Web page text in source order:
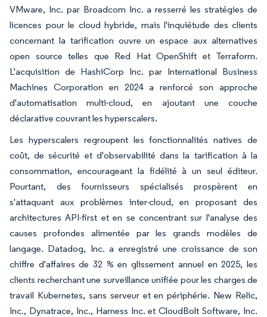
VMware, Inc. par Broadcom Inc. a resserré les stratégies de
licences pour le cloud hybride, mais l'inquiétude des clients
concernant la tarification ouvre un espace aux alternatives
open source telles que Red Hat OpenShift et Terraform.
L'acquisition de HashiCorp Inc. par International Business
Machines Corporation en 2024 a renforcé son approche
d'automatisation multi-cloud, en ajoutant une couche
déclarative couvrant les hyperscalers.
Les hyperscalers regroupent les fonctionnalités natives de
coût, de sécurité et d'observabilité dans la tarification à la
consommation, encourageant la fidélité à un seul éditeur.
Pourtant, des fournisseurs spécialisés prospèrent en
s'attaquant aux problèmes inter-cloud, en proposant des
architectures API-first et en se concentrant sur l'analyse des
causes profondes alimentée par les grands modèles de
langage. Datadog, Inc. a enregistré une croissance de son
chiffre d'affaires de 32 % en glissement annuel en 2025, les
clients recherchant une surveillance unifiée pour les charges de
travail Kubernetes, sans serveur et en périphérie. New Relic,
Inc., Dynatrace, Inc., Harness Inc. et CloudBolt Software, Inc.